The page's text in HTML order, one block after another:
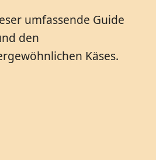
umfassende Guide
den
Käses.